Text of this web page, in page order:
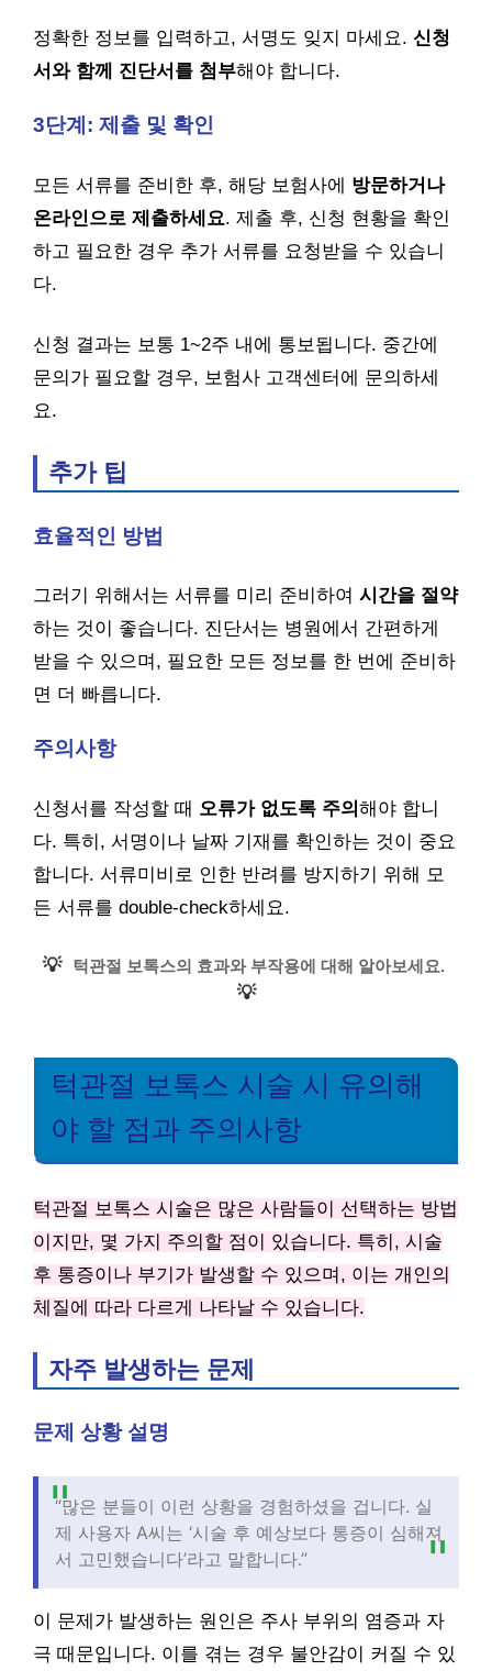
정확한 정보를 입력하고, 서명도 잊지 마세요. 신청
서와 함께 진단서를 첨부해야 합니다.
3단계: 제출 및 확인
모든 서류를 준비한 후, 해당 보험사에 방문하거나
온라인으로 제출하세요. 제출 후, 신청 현황을 확인
하고 필요한 경우 추가 서류를 요청받을 수 있습니
다.
신청 결과는 보통 1~2주 내에 통보됩니다. 중간에
문의가 필요할 경우, 보험사 고객센터에 문의하세
요.
추가 팁
효율적인 방법
그러기 위해서는 서류를 미리 준비하여 시간을 절약
하는 것이 좋습니다. 진단서는 병원에서 간편하게
받을 수 있으며, 필요한 모든 정보를 한 번에 준비하
면 더 빠릅니다.
주의사항
신청서를 작성할 때 오류가 없도록 주의 해야 합니
다. 특히, 서명이나 날짜 기재를 확인하는 것이 중요
합니다. 서류미비로 인한 반려를 방지하기 위해 모
든 서류를 double-check하세요.
💡 턱관절 보톡스의 효과와 부작용에 대해 알아보세요.
💡
턱관절 보톡스 시술 시 유의해
야 할 점과 주의사항
턱관절 보톡스 시술은 많은 사람들이 선택하는 방법
이지만, 몇 가지 주의할 점이 있습니다. 특히, 시술
후 통증이나 부기가 발생할 수 있으며, 이는 개인의
체질에 따라 다르게 나타날 수 있습니다.
자주 발생하는 문제
문제 상황 설명
“많은 분들이 이런 상황을 경험하셨을 겁니다. 실
제 사용자 A씨는 ‘시술 후 예상보다 통증이 심해져
서 고민했습니다’라고 말합니다.”
이 문제가 발생하는 원인은 주사 부위의 염증과 자
극 때문입니다. 이를 겪는 경우 불안감이 커질 수 있